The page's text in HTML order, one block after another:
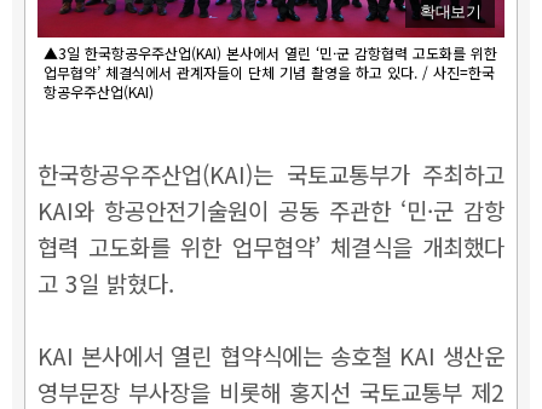
확대보기
▲3일 한국항공우주산업(KAI) 본사에서 열린 ‘민·군 감항협력 고도화를 위한
업무협약’ 체결식에서 관계자들이 단체 기념 촬영을 하고 있다. / 사진=한국
항공우주산업(KAI)
한국항공우주산업(KAI)는 국토교통부가 주최하고
KAI와 항공안전기술원이 공동 주관한 ‘민·군 감항
협력 고도화를 위한 업무협약’ 체결식을 개최했다
고 3일 밝혔다.
KAI 본사에서 열린 협약식에는 송호철 KAI 생산운
영부문장 부사장을 비롯해 홍지선 국토교통부 제2